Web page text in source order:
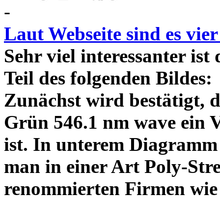
-
Laut Webseite sind es
Sehr viel interessanter
Teil des folgenden
Zunächst wird bestätigt,
Grün 546.1 nm wave ein
ist. In unterem
man in einer Art Poly-
renommierten Firmen